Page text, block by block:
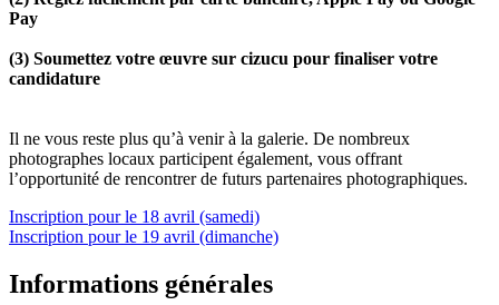
Pay
(3) Soumettez votre œuvre sur cizucu pour finaliser votre
candidature
Il ne vous reste plus qu’à venir à la galerie. De nombreux
photographes locaux participent également, vous offrant
l’opportunité de rencontrer de futurs partenaires photographiques.
Inscription pour le 18 avril (samedi)
Inscription pour le 19 avril (dimanche)
Informations générales